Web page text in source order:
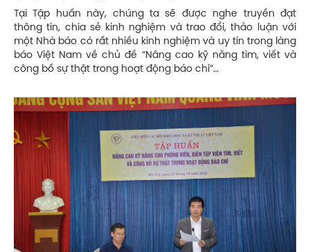
Tại Tập huấn này, chúng ta sẽ được nghe truyền đạt
thông tin, chia sẻ kinh nghiệm và trao đổi, thảo luận với
một Nhà báo có rất nhiều kinh nghiệm và uy tín trong làng
báo Việt Nam về chủ đề “Nâng cao kỹ năng tìm, viết và
công bố sự thật trong hoạt động báo chí”…